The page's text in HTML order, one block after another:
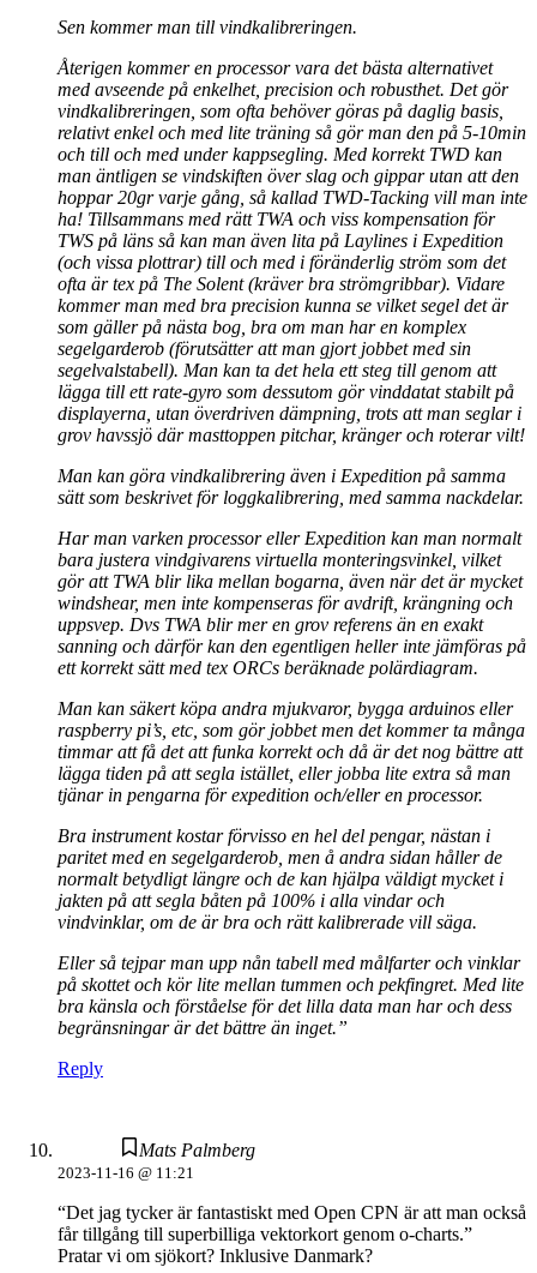
Sen kommer man till vindkalibreringen.
Återigen kommer en processor vara det bästa alternativet
med avseende på enkelhet, precision och robusthet. Det gör
vindkalibreringen, som ofta behöver göras på daglig basis,
relativt enkel och med lite träning så gör man den på 5-10min
och till och med under kappsegling. Med korrekt TWD kan
man äntligen se vindskiften över slag och gippar utan att den
hoppar 20gr varje gång, så kallad TWD-Tacking vill man inte
ha! Tillsammans med rätt TWA och viss kompensation för
TWS på läns så kan man även lita på Laylines i Expedition
(och vissa plottrar) till och med i föränderlig ström som det
ofta är tex på The Solent (kräver bra strömgribbar). Vidare
kommer man med bra precision kunna se vilket segel det är
som gäller på nästa bog, bra om man har en komplex
segelgarderob (förutsätter att man gjort jobbet med sin
segelvalstabell). Man kan ta det hela ett steg till genom att
lägga till ett rate-gyro som dessutom gör vinddatat stabilt på
displayerna, utan överdriven dämpning, trots att man seglar i
grov havssjö där masttoppen pitchar, kränger och roterar vilt!
Man kan göra vindkalibrering även i Expedition på samma
sätt som beskrivet för loggkalibrering, med samma nackdelar.
Har man varken processor eller Expedition kan man normalt
bara justera vindgivarens virtuella monteringsvinkel, vilket
gör att TWA blir lika mellan bogarna, även när det är mycket
windshear, men inte kompenseras för avdrift, krängning och
uppsvep. Dvs TWA blir mer en grov referens än en exakt
sanning och därför kan den egentligen heller inte jämföras på
ett korrekt sätt med tex ORCs beräknade polärdiagram.
Man kan säkert köpa andra mjukvaror, bygga arduinos eller
raspberry pi’s, etc, som gör jobbet men det kommer ta många
timmar att få det att funka korrekt och då är det nog bättre att
lägga tiden på att segla istället, eller jobba lite extra så man
tjänar in pengarna för expedition och/eller en processor.
Bra instrument kostar förvisso en hel del pengar, nästan i
paritet med en segelgarderob, men å andra sidan håller de
normalt betydligt längre och de kan hjälpa väldigt mycket i
jakten på att segla båten på 100% i alla vindar och
vindvinklar, om de är bra och rätt kalibrerade vill säga.
Eller så tejpar man upp nån tabell med målfarter och vinklar
på skottet och kör lite mellan tummen och pekfingret. Med lite
bra känsla och förståelse för det lilla data man har och dess
begränsningar är det bättre än inget.”
Reply
Mats Palmberg
2023-11-16 @ 11:21
“Det jag tycker är fantastiskt med Open CPN är att man också
får tillgång till superbilliga vektorkort genom o-charts.”
Pratar vi om sjökort? Inklusive Danmark?